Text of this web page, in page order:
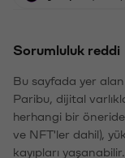
Sorumluluk reddi
Bu sayfada yer alan
Paribu, dijital
herhangi bir
ve NFT'ler dahil),
kayıpları yaşanabilir.